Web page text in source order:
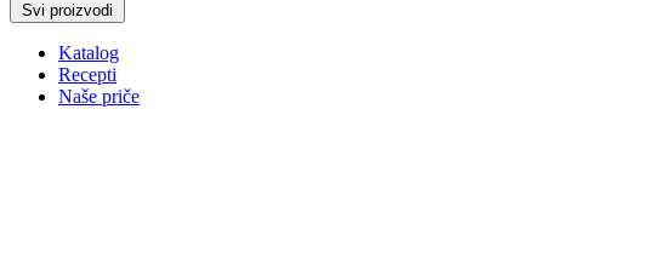
Svi proizvodi
Katalog
Recepti
Naše priče